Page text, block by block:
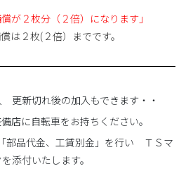
が２枚分（２倍）になります」
は２枚(２倍）までです。
更新切れ後の加入もできます・・
店に自転車をお持ちください。
部品代金、工賃別金」を行い ＴＳマ
添付いたします。